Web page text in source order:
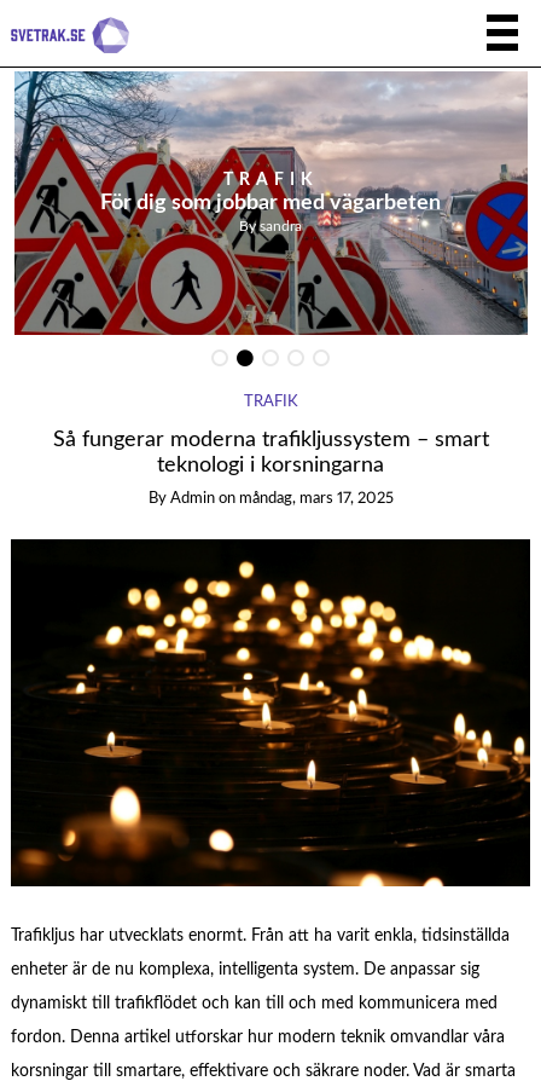
TRAFIK
För dig som jobbar med vägarbeten
Bysandra
TRAFIK
Så fungerar moderna trafikljussystem – smart
teknologi i korsningarna
By Admin on måndag, mars 17, 2025
Trafikljus har utvecklats enormt. Från att ha varit enkla, tidsinställda
enheter är de nu komplexa, intelligenta system. De anpassar sig
dynamiskt till trafikflödet och kan till och med kommunicera med
fordon. Denna artikel utforskar hur modern teknik omvandlar våra
korsningar till smartare, effektivare och säkrare noder. Vad är smarta